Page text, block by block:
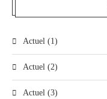
Actuel (1)
Actuel (2)
Actuel (3)